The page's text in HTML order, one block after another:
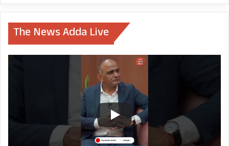
BJP अध्यक्ष जेपी नड्डा ने संसदीय बोर्ड के साथ ही 15
सदस्यीय सेंट्रल इलेक्शन कमेटी का गठन भी कर दिया है।
चुनाव समिति में भाजपा अध्यक्ष जेपी नड्डा, PM नरेंद्र मोदी,
अमित शाह, राजनाथ सिंह, बीएस येदियुरप्पा, के लक्ष्मण,
इकबाल सिंह लालपुरा, सुधा यादव, सत्यनारायण जटिया,
भूपेंद्र यादव, देवेंद्र फडणवीस, ओम माथुर, बीएल संतोष
और वनथी श्रीनिवास को जगह दी गई है। जबकि
शाहनवाज हुसैन और जुएल उरांव को चुनाव समिति से
विदा कर दिया गया है।
The News Adda Live